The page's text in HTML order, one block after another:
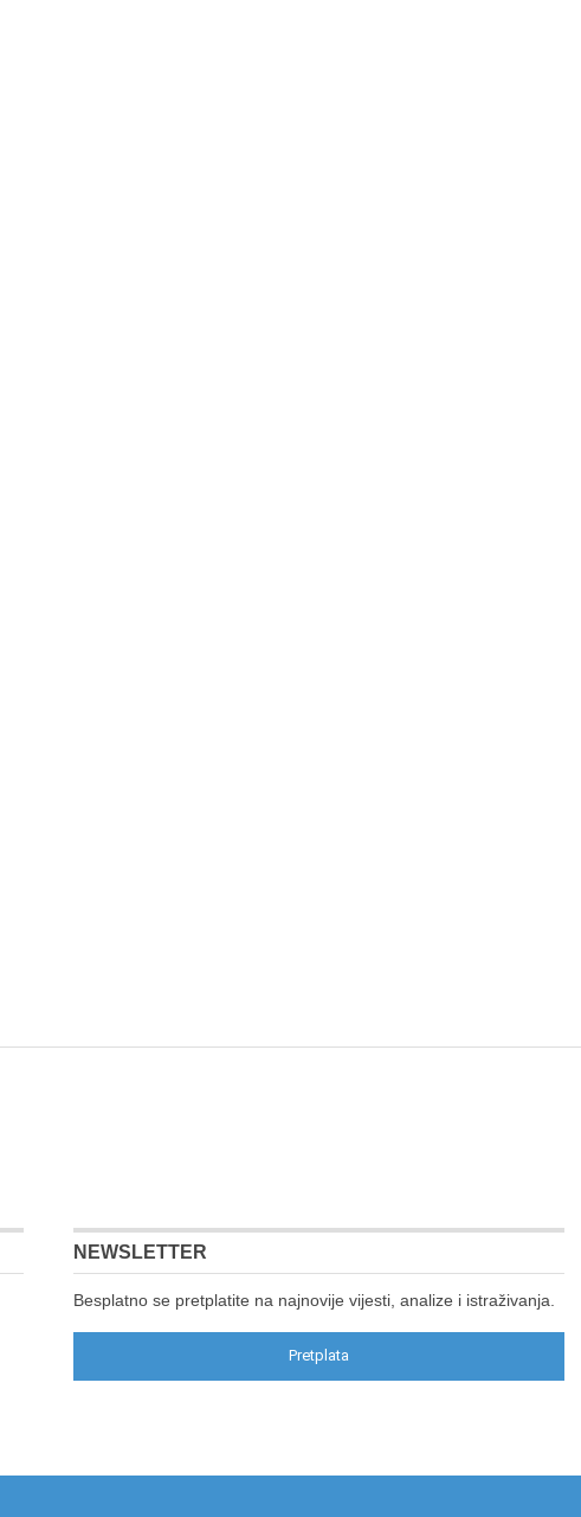
NEWSLETTER
Besplatno se pretplatite na najnovije vijesti, analize i istraživanja.
Pretplata